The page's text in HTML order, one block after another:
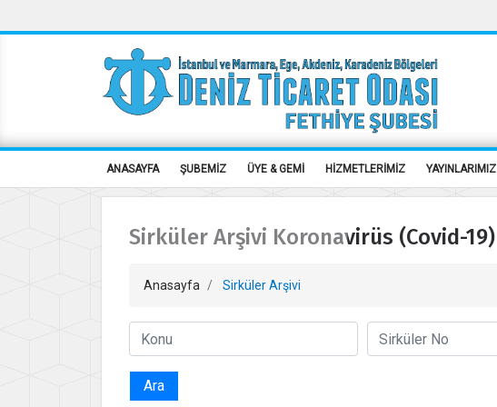
ANASAYFA ŞUBEMİZ ÜYE & GEMİ HİZMETLERİMİZ YAYINLARIMIZ
Sirküler Arşivi Koronavirüs (Covid-19)
Anasayfa Sirküler Arşivi
Ara